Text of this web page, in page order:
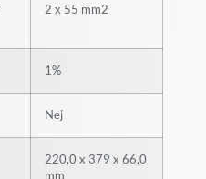
2 x 55 mm2
1%
Nej
220,0 x 379 x 66,0
mm